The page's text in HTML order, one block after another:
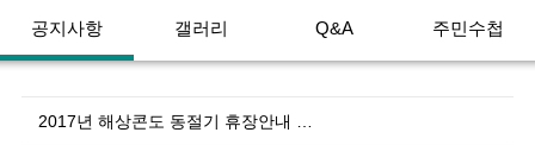
공지사항 갤러리 Q&A 주민수첩
2017년 해상콘도 동절기 휴장안내 …